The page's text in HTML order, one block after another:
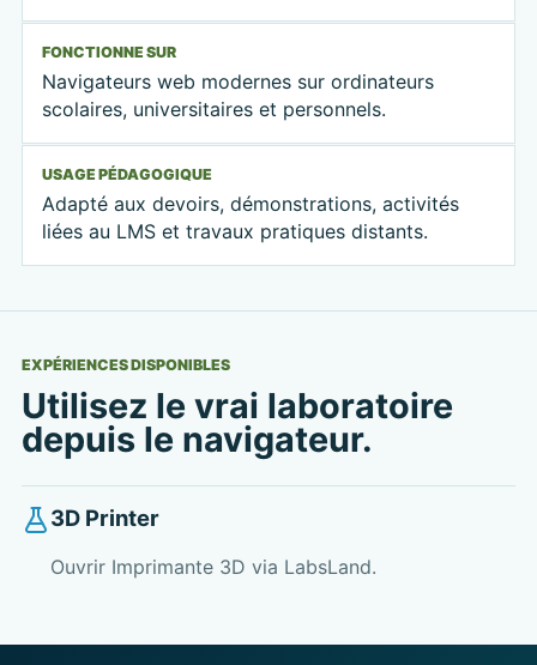
FONCTIONNE SUR
Navigateurs web modernes sur ordinateurs
scolaires, universitaires et personnels.
USAGE PÉDAGOGIQUE
Adapté aux devoirs, démonstrations, activités
liées au LMS et travaux pratiques distants.
EXPÉRIENCES DISPONIBLES
Utilisez le vrai laboratoire
depuis le navigateur.
3D Printer
Ouvrir Imprimante 3D via LabsLand.